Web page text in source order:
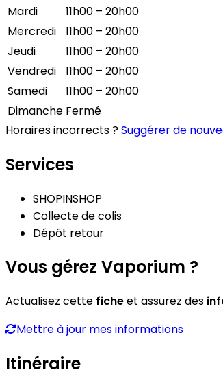
Mardi
11h00 – 20h00
Mercredi
11h00 – 20h00
Jeudi
11h00 – 20h00
Vendredi
11h00 – 20h00
Samedi
11h00 – 20h00
Dimanche Fermé
Horaires incorrects ?Suggérer de
Services
SHOPINSHOP
Collecte de colis
Dépôt retour
Vous gérez Vaporium ?
Actualisez cette ficheet assurez des
Mettre à jour mes informations
Itinéraire